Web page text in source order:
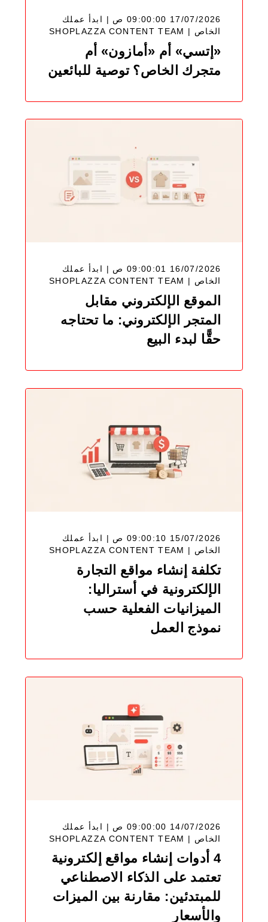
17/07/2026 09:00:00 ص | ابدأ عملك
الخاص |
SHOPLAZZA CONTENT TEAM
«إتسي» أم «أمازون» أم
متجرك الخاص؟ توصية للبائعين
16/07/2026 09:00:01 ص | ابدأ عملك
الخاص |
SHOPLAZZA CONTENT TEAM
الموقع الإلكتروني مقابل
المتجر الإلكتروني: ما تحتاجه
حقًّا لبدء البيع
15/07/2026 09:00:10 ص | ابدأ عملك
الخاص |
SHOPLAZZA CONTENT TEAM
تكلفة إنشاء مواقع التجارة
الإلكترونية في أستراليا:
الميزانيات الفعلية حسب
نموذج العمل
14/07/2026 09:00:00 ص | ابدأ عملك
الخاص | SHOPLAZZA CONTENT TEAM
4 أدوات إنشاء مواقع إلكترونية
تعتمد على الذكاء الاصطناعي
للمبتدئين: مقارنة بين الميزات
والأسعار